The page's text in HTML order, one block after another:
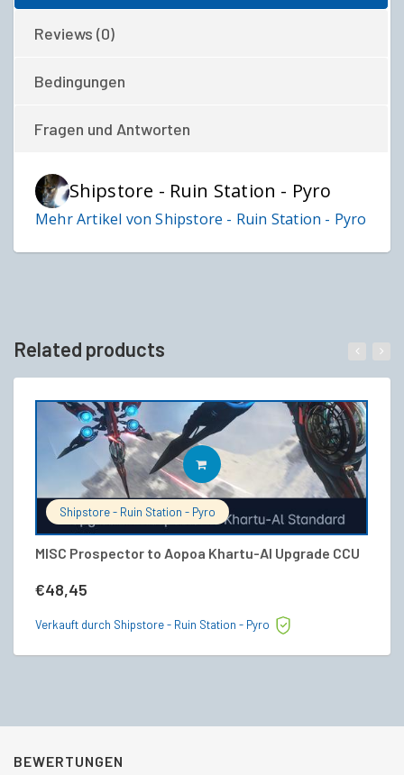
Reviews (0)
Bedingungen
Fragen und Antworten
Shipstore - Ruin Station - Pyro
Mehr Artikel von Shipstore - Ruin Station - Pyro
Related products
Shipstore - Ruin Station - Pyro
MISC Prospector to Aopoa Khartu-Al Upgrade CCU
€48,45
IN DEN WARENKORB
Verkauft durch Shipstore - Ruin Station - Pyro
BEWERTUNGEN